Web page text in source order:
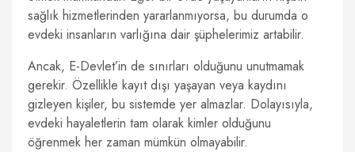
sağlık hizmetlerinden yararlanmıyorsa, bu durumda o
evdeki insanların varlığına dair şüphelerimiz artabilir.
Ancak, E-Devlet’in de sınırları olduğunu unutmamak
gerekir. Özellikle kayıt dışı yaşayan veya kaydını
gizleyen kişiler, bu sistemde yer almazlar. Dolayısıyla,
evdeki hayaletlerin tam olarak kimler olduğunu
öğrenmek her zaman mümkün olmayabilir.